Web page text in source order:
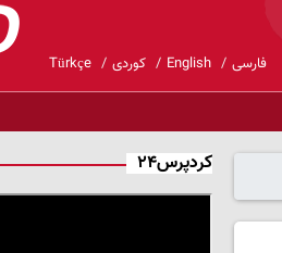
فارسی English کوردی Türkçe
کردپرس۲۴